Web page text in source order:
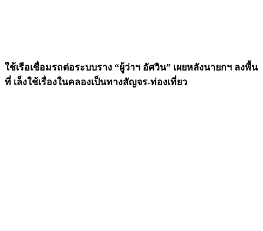
ใช้เรือเชื่อมรถต่อระบบราง “ผู้ว่าฯ อัศวิน” เผยหลังนายกฯ ลงพื้น
ที่ เล็งใช้เรื่องในคลองเป็นทางสัญจร-ท่องเที่ยว